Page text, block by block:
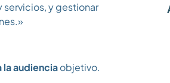
servicios, y gestionar
audienciaobjetivo.